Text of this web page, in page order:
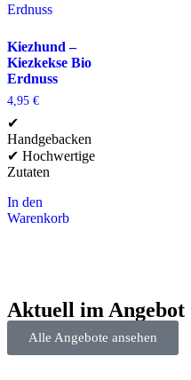
Kiezhund –
Kiezkekse Bio
Erdnuss
4,95 €
✔
Handgebacken
✔ Hochwertige
Zutaten
In den
Warenkorb
Aktuell im Angebot
Alle Angebote ansehen